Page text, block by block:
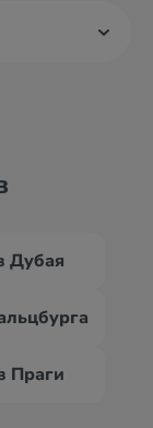
Дубая
Праги